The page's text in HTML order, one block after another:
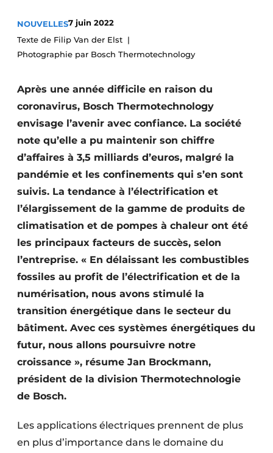
S’inscrire
Termes et conditions
NOUVELLES7 juin 2022
Texte de Filip Van der Elst
Photographie par Bosch Thermotechnology
Après une année difficile en raison du
coronavirus, Bosch Thermotechnology
envisage l’avenir avec confiance. La société
note qu’elle a pu maintenir son chiffre
d’affaires à 3,5 milliards d’euros, malgré la
pandémie et les confinements qui s’en sont
suivis. La tendance à l’électrification et
l’élargissement de la gamme de produits de
climatisation et de pompes à chaleur ont été
les principaux facteurs de succès, selon
l’entreprise. « En délaissant les combustibles
fossiles au profit de l’électrification et de la
numérisation, nous avons stimulé la
transition énergétique dans le secteur du
bâtiment. Avec ces systèmes énergétiques du
futur, nous allons poursuivre notre
croissance », résume Jan Brockmann,
président de la division Thermotechnologie
de Bosch.
Les applications électriques prennent de plus
en plus d’importance dans le domaine du